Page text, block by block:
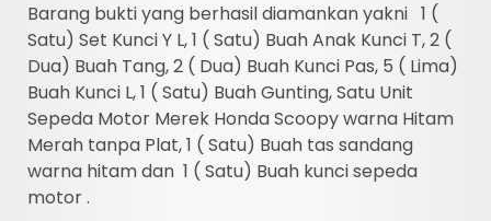
Barang bukti yang berhasil diamankan yakni 1 (
Satu) Set Kunci Y L, 1 ( Satu) Buah Anak Kunci T, 2 (
Dua) Buah Tang, 2 ( Dua) Buah Kunci Pas, 5 ( Lima)
Buah Kunci L, 1 ( Satu) Buah Gunting, Satu Unit
Sepeda Motor Merek Honda Scoopy warna Hitam
Merah tanpa Plat, 1 ( Satu) Buah tas sandang
warna hitam dan 1 ( Satu) Buah kunci sepeda
motor .